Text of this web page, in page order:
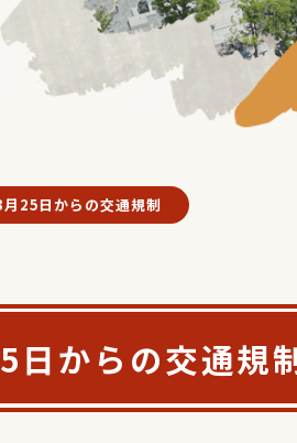
25日からの交通規制
からの交通規